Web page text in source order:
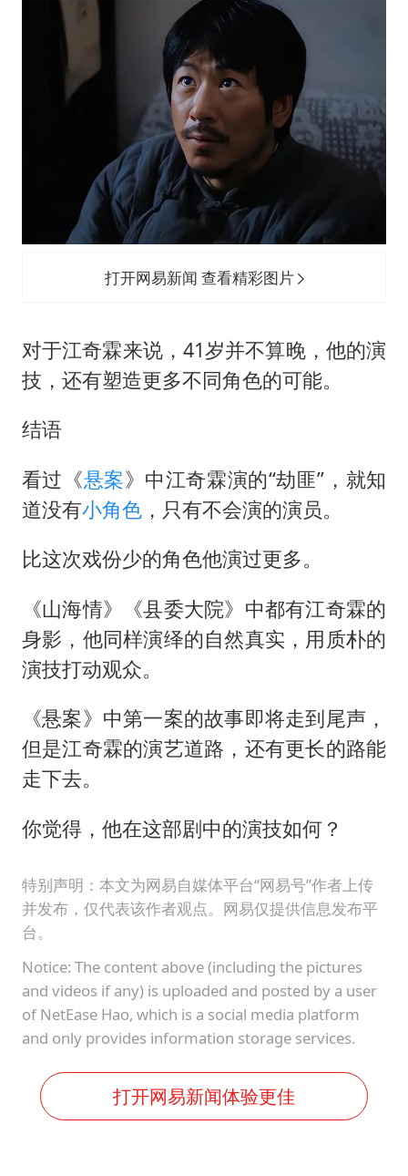
打开网易新闻 查看精彩图片
对于江奇霖来说，41岁并不算晚，他的演
技，还有塑造更多不同角色的可能。
结语
看过《悬案》中江奇霖演的“劫匪”，就知
道没有小角色，只有不会演的演员。
比这次戏份少的角色他演过更多。
《山海情》《县委大院》中都有江奇霖的
身影，他同样演绎的自然真实，用质朴的
演技打动观众。
《悬案》中第一案的故事即将走到尾声，
但是江奇霖的演艺道路，还有更长的路能
走下去。
你觉得，他在这部剧中的演技如何？
特别声明：本文为网易自媒体平台“网易号”作者上传
并发布，仅代表该作者观点。网易仅提供信息发布平
台。
Notice: The content above (including the pictures
and videos if any) is uploaded and posted by a user
of NetEase Hao, which is a social media platform
and only provides information storage services.
打开网易新闻体验更佳